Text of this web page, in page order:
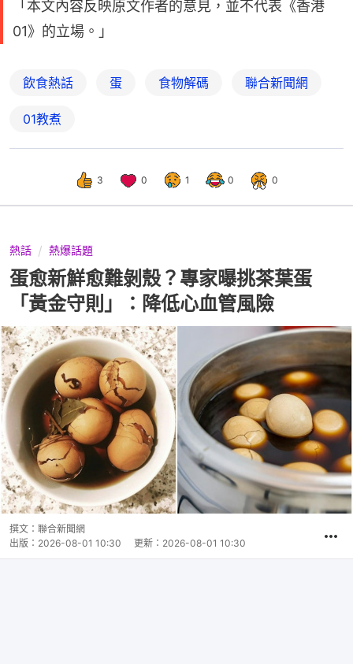
「本文內容反映原文作者的意見，並不代表《香港
01》的立場。」
飲食熱話 蛋 食物解碼 聯合新聞網
01教煮
3 0 1 0 0
熱話 熱爆話題
蛋愈新鮮愈難剝殼？專家曝挑茶葉蛋
「黃金守則」：降低心血管風險
撰文： 聯合新聞網
出版： 2026-08-01 10:30 更新： 2026-08-01 10:30